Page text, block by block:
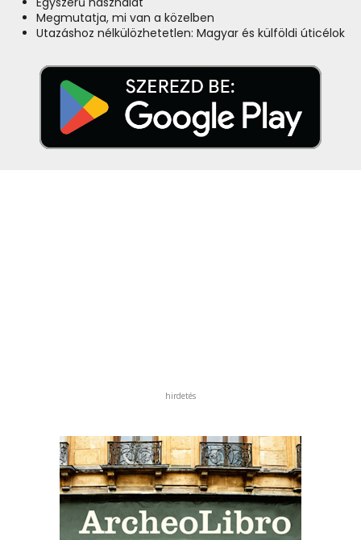
Megmutatja, mi van a közelben
Utazáshoz nélkülözhetetlen: Magyar és külföldi úticélok
hirdetés